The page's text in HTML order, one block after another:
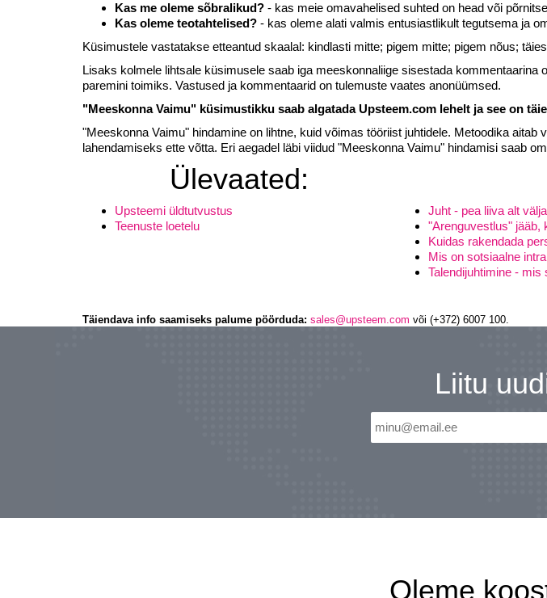
Kas me oleme sõbralikud? - kas meie omavahelised suhted on head või
Kas oleme teotahtelised? - kas oleme alati valmis entusiastlikult tegutsema ja
Küsimustele vastatakse etteantud skaalal: kindlasti mitte; pigem mitte; pigem nõus;
Lisaks kolmele lihtsale küsimusele saab iga meeskonnaliige sisestada
paremini toimiks. Vastused ja kommentaarid on tulemuste vaates anonüümsed.
"Meeskonna Vaimu" küsimustikku saab algatada Upsteem.com lehelt ja see on
"Meeskonna Vaimu" hindamine on lihtne, kuid võimas tööriist juhtidele. Metoodika
lahendamiseks ette võtta. Eri aegadel läbi viidud "Meeskonna Vaimu" hindamisi saab
Ülevaated:
Upsteemi üldtutvustus
Teenuste loetelu
Juht - pea liiva alt
"Arenguvestlus" jääb,
Kuidas rakendada
Mis on sotsiaalne
Talendijuhtimine - mis
Täiendava info saamiseks palume pöörduda: sales@upsteem.com või (+372) 6007 100.
Liitu
Oleme